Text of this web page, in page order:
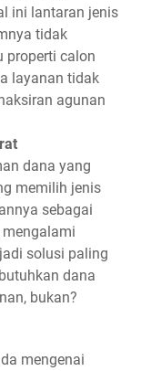
ini lantaran jenis
tidak
properti calon
layanan tidak
agunan
dana yang
memilih jenis
sebagai
solusi paling
dana
bukan?
mengenai